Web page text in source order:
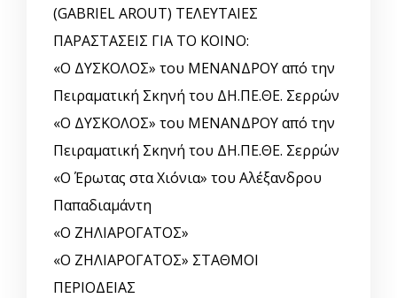
(GABRIEL AROUT) ΤΕΛΕΥΤΑΙΕΣ
ΠΑΡΑΣΤΑΣΕΙΣ ΓΙΑ ΤΟ ΚΟΙΝΟ:
«Ο ΔΥΣΚΟΛΟΣ» του ΜΕΝΑΝΔΡΟΥ από την
Πειραματική Σκηνή του ΔΗ.ΠΕ.ΘΕ. Σερρών
«Ο ΔΥΣΚΟΛΟΣ» του ΜΕΝΑΝΔΡΟΥ από την
Πειραματική Σκηνή του ΔΗ.ΠΕ.ΘΕ. Σερρών
«Ο Έρωτας στα Χιόνια» του Αλέξανδρου
Παπαδιαμάντη
«Ο ΖΗΛΙΑΡΟΓΑΤΟΣ»
«Ο ΖΗΛΙΑΡΟΓΑΤΟΣ» ΣΤΑΘΜΟΙ
ΠΕΡΙΟΔΕΙΑΣ